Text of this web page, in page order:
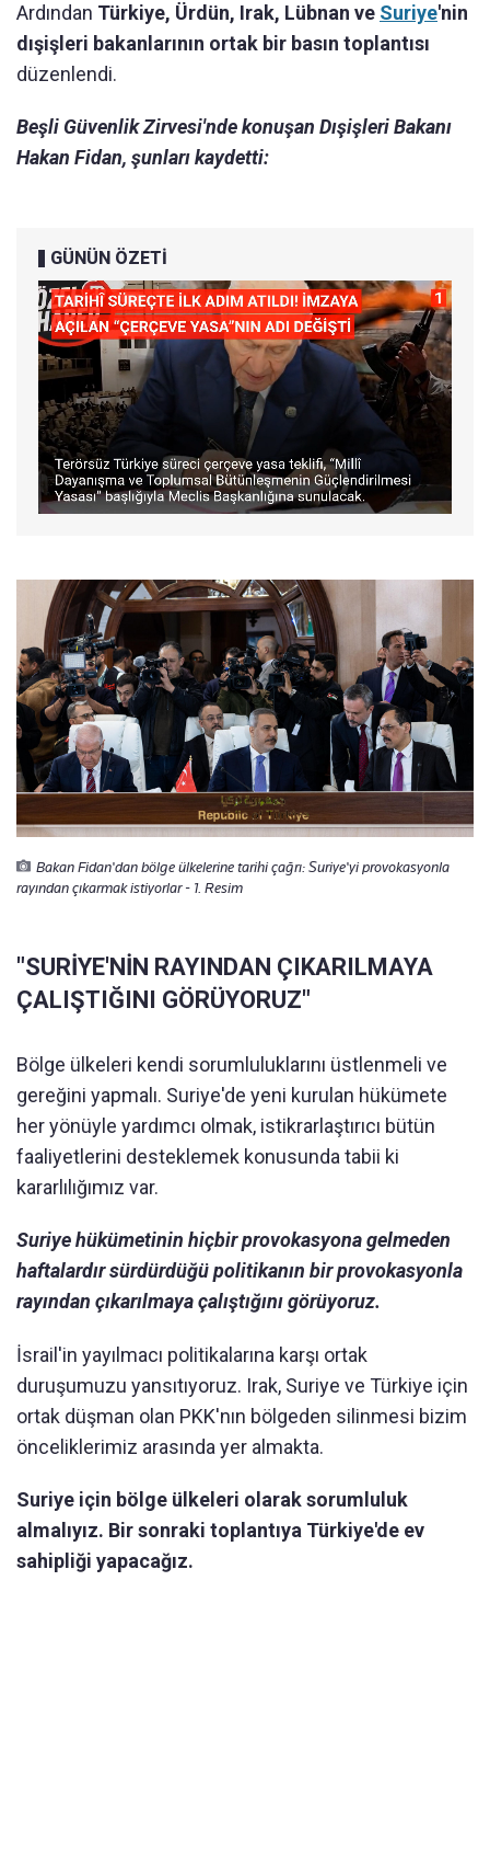
Ardından Türkiye, Ürdün, Irak, Lübnan ve Suriye'nin
dışişleri bakanlarının ortak bir basın toplantısı
düzenlendi.
Beşli Güvenlik Zirvesi'nde konuşan Dışişleri Bakanı
Hakan Fidan, şunları kaydetti:
GÜNÜN ÖZETİ
Bakan Fidan'dan bölge ülkelerine tarihi çağrı: Suriye'yi provokasyonla
rayından çıkarmak istiyorlar - 1. Resim
"SURİYE'NİN RAYINDAN ÇIKARILMAYA
ÇALIŞTIĞINI GÖRÜYORUZ"
Bölge ülkeleri kendi sorumluluklarını üstlenmeli ve
gereğini yapmalı. Suriye'de yeni kurulan hükümete
her yönüyle yardımcı olmak, istikrarlaştırıcı bütün
faaliyetlerini desteklemek konusunda tabii ki
kararlılığımız var.
Suriye hükümetinin hiçbir provokasyona gelmeden
haftalardır sürdürdüğü politikanın bir provokasyonla
rayından çıkarılmaya çalıştığını görüyoruz.
İsrail'in yayılmacı politikalarına karşı ortak
duruşumuzu yansıtıyoruz. Irak, Suriye ve Türkiye için
ortak düşman olan PKK'nın bölgeden silinmesi bizim
önceliklerimiz arasında yer almakta.
Suriye için bölge ülkeleri olarak sorumluluk
almalıyız. Bir sonraki toplantıya Türkiye'de ev
sahipliği yapacağız.